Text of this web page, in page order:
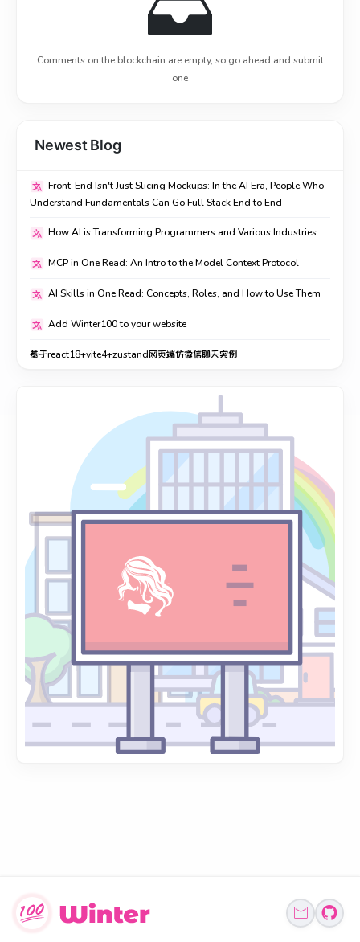
Comments on the blockchain are empty, so go ahead and submit
one
Newest Blog
Front-End Isn't Just Slicing Mockups: In the AI Era, People Who
Understand Fundamentals Can Go Full Stack End to End
How AI is Transforming Programmers and Various Industries
MCP in One Read: An Intro to the Model Context Protocol
AI Skills in One Read: Concepts, Roles, and How to Use Them
Add Winter100 to your website
基于react18+vite4+zustand网页端仿微信聊天实例